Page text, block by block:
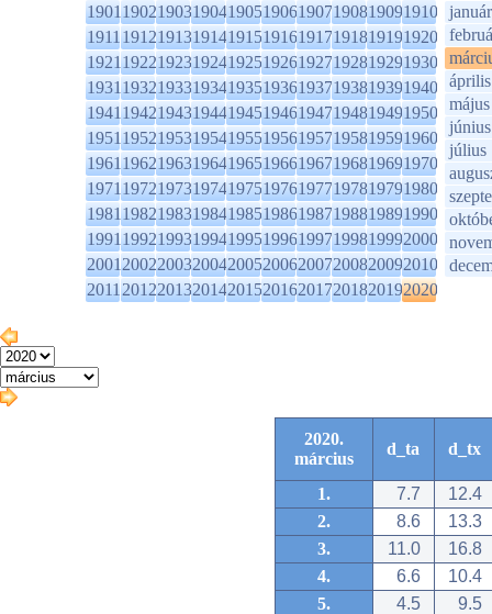
1901190219031904190519061907190819091910
1911191219131914191519161917191819191920
1921192219231924192519261927192819291930
1931193219331934193519361937193819391940
1941194219431944194519461947194819491950
1951195219531954195519561957195819591960
1961196219631964196519661967196819691970
1971197219731974197519761977197819791980
1981198219831984198519861987198819891990
1991199219931994199519961997199819992000
2001200220032004200520062007200820092010
2011201220132014201520162017201820192020
január
április
május
június
július
2020.
március
d_ta d_tx
1. 7.7
12.4
2.
8.6
13.3
3.
11.0
16.8
4.
6.6
10.4
5.
4.5
9.5